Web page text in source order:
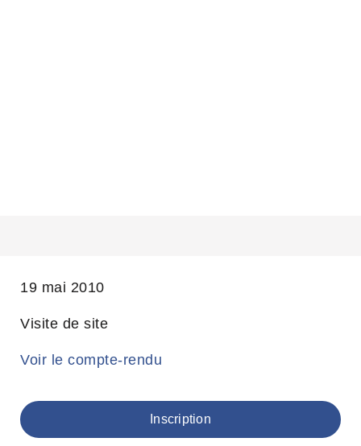
19 mai 2010
Visite de site
Voir le compte-rendu
Inscription